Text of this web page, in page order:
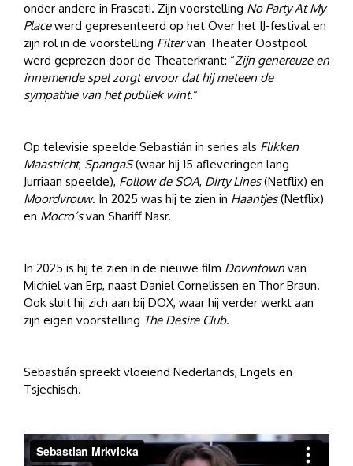
onder andere in Frascati. Zijn voorstelling No Party At My
Placewerd gepresenteerd op het Over het IJ-festival en
zijn rol in de voorstelling Filtervan Theater Oostpool
werd geprezen door de Theaterkrant: “Zijn genereuze en
innemende spel zorgt ervoor dat hij meteen de
sympathie van het publiek wint.“
Op televisie speelde Sebastián in series als Flikken
Maastricht, SpangaS(waar hij 15 afleveringen lang
Jurriaan speelde), Follow de SOA, Dirty Lines(Netflix) en
Moordvrouw. In 2025 was hij te zien in Haantjes(Netflix)
en Mocro’svan Shariff Nasr.
In 2025 is hij te zien in de nieuwe film Downtown van
Michiel van Erp, naast Daniel Cornelissen en Thor Braun.
Ook sluit hij zich aan bij DOX, waar hij verder werkt aan
zijn eigen voorstelling The Desire Club.
Sebastián spreekt vloeiend Nederlands, Engels en
Tsjechisch.